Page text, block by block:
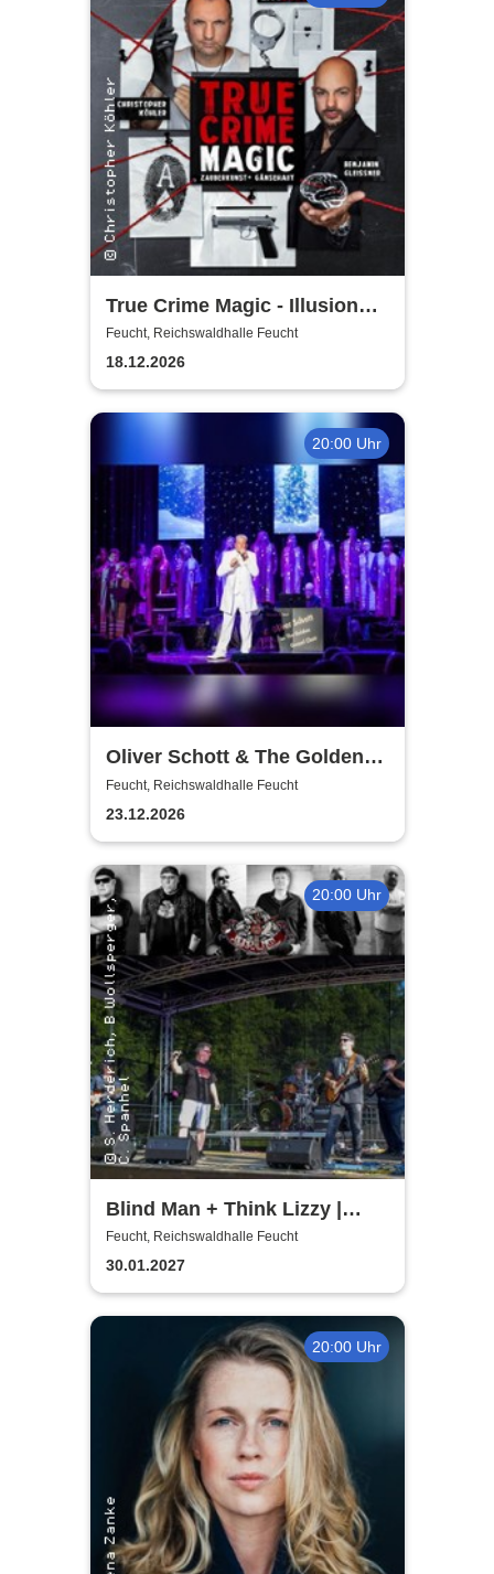
True Crime Magic - Illusion
trifft auf harte Realität /
Christopher Köhler und
Benjamin Gleissner
Feucht, Reichswaldhalle Feucht
18.12.2026
20:00 Uhr
Oliver Schott & The Golden
Gospel Choir |Gospel &
Weihnachtskonzert
Feucht, Reichswaldhalle Feucht
23.12.2026
20:00 Uhr
Blind Man + Think Lizzy |
Tribute - Whitesnake + Thin
Lizzy
Feucht, Reichswaldhalle Feucht
30.01.2027
20:00 Uhr